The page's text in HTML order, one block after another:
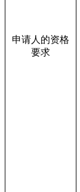
申请人的资格
要求